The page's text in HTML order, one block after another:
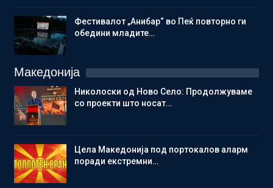
Фестивалот „Анибар“ во Пеќ повторно ги
обедини младите…
Македонија
Николоски од Ново Село: Продолжуваме
со проекти што носат…
Цела Македонија под портокалов аларм
поради екстремни…